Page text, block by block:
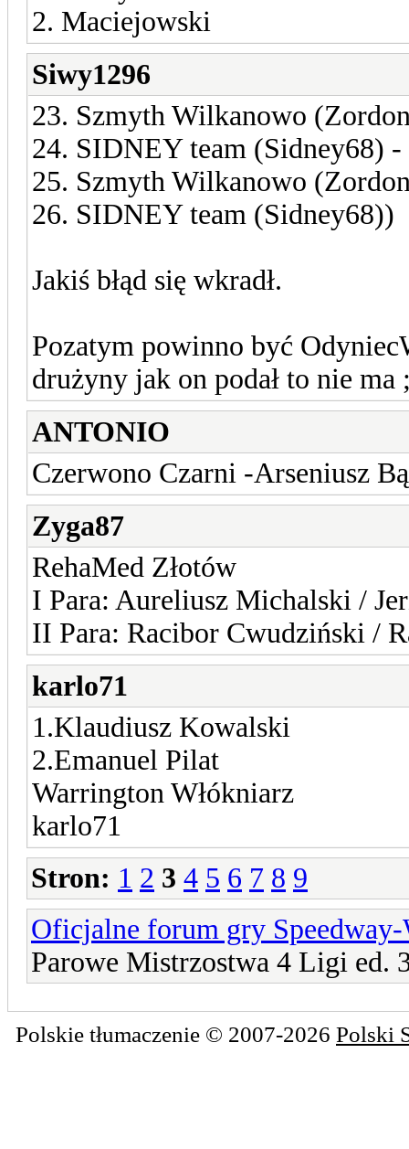
2. Maciejowski
Siwy1296
23. Szmyth Wilkanowo
24. SIDNEY team (Sidney68)
25. Szmyth Wilkanowo
26. SIDNEY team (Sidney68))
Jakiś błąd się wkradł.
Pozatym powinno być
drużyny jak on podał to nie ma
ANTONIO
Czerwono Czarni -Arseniusz
Zyga87
RehaMed Złotów
I Para: Aureliusz Michalski /
II Para: Racibor Cwudziński /
karlo71
1.Klaudiusz Kowalski
2.Emanuel Pilat
Warrington Włókniarz
karlo71
Stron: 1 2 3 4 5 6 7 8 9
Oficjalne forum gry
Parowe Mistrzostwa 4 Ligi ed.
Polskie tłumaczenie © 2007-2026 Polski